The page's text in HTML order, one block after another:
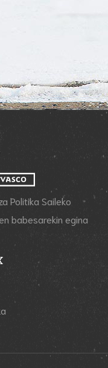
Politika Saileko
babesarekin egina